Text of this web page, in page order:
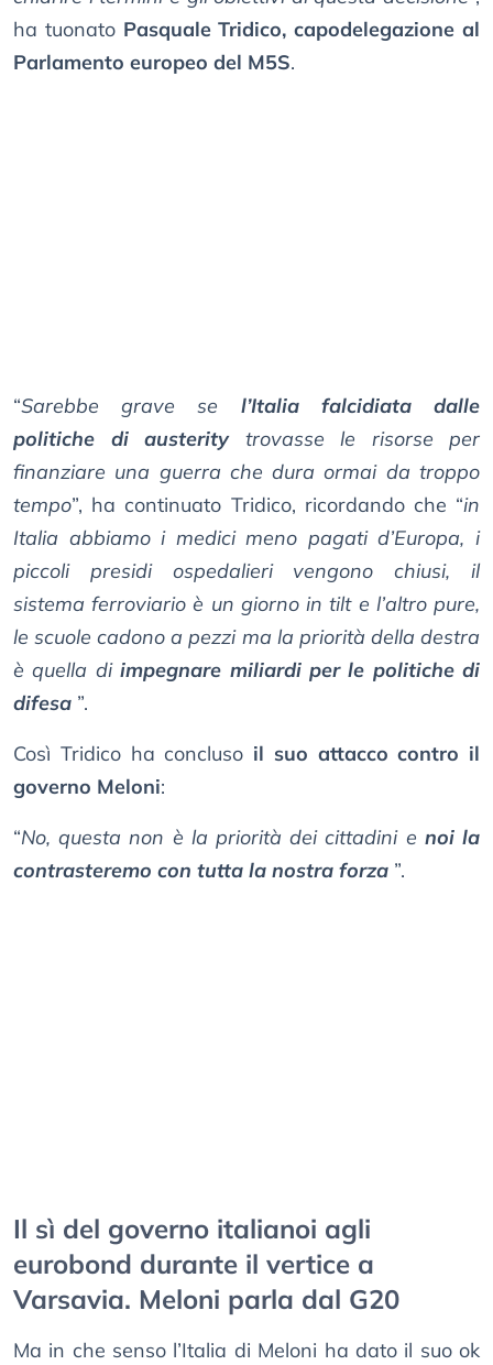
ha tuonato Pasquale Tridico, capodelegazione al
Parlamento europeo del M5S.
“Sarebbe grave se l’Italia falcidiata dalle
politiche di austeritytrovasse le risorse per
finanziare una guerra che dura ormai da troppo
tempo”, ha continuato Tridico, ricordando che “in
Italia abbiamo i medici meno pagati d’Europa, i
piccoli presidi ospedalieri vengono chiusi, il
sistema ferroviario è un giorno in tilt e l’altro pure,
le scuole cadono a pezzi ma la priorità della destra
è quella diimpegnare miliardi per le politiche di
difesa ”.
Così Tridico ha concluso il suo attacco contro il
governo Meloni:
“No, questa non è la priorità dei cittadini e noi la
contrasteremo con tutta la nostra forza ”.
Il sì del governo italianoi agli
eurobond durante il vertice a
Varsavia. Meloni parla dal G20
Ma in che senso l’Italia di Meloni ha dato il suo ok